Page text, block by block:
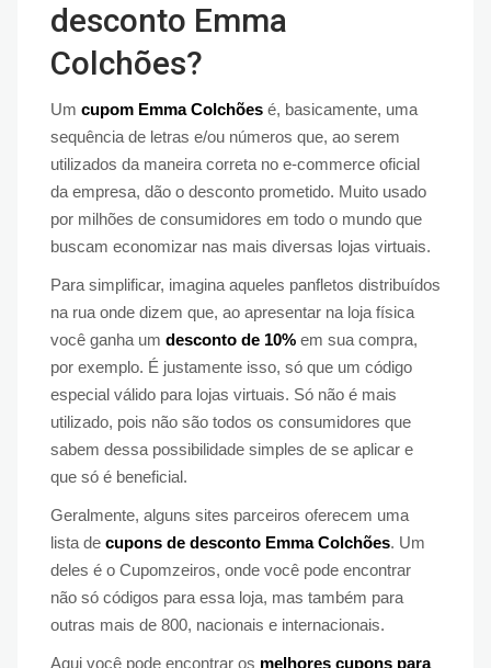
desconto Emma
Colchões?
Um cupom Emma Colchões é, basicamente, uma
sequência de letras e/ou números que, ao serem
utilizados da maneira correta no e-commerce oficial
da empresa, dão o desconto prometido. Muito usado
por milhões de consumidores em todo o mundo que
buscam economizar nas mais diversas lojas virtuais.
Para simplificar, imagina aqueles panfletos distribuídos
na rua onde dizem que, ao apresentar na loja física
você ganha um desconto de 10% em sua compra,
por exemplo. É justamente isso, só que um código
especial válido para lojas virtuais. Só não é mais
utilizado, pois não são todos os consumidores que
sabem dessa possibilidade simples de se aplicar e
que só é beneficial.
Geralmente, alguns sites parceiros oferecem uma
lista de cupons de desconto Emma Colchões. Um
deles é o Cupomzeiros, onde você pode encontrar
não só códigos para essa loja, mas também para
outras mais de 800, nacionais e internacionais.
Aqui você pode encontrar os melhores cupons para